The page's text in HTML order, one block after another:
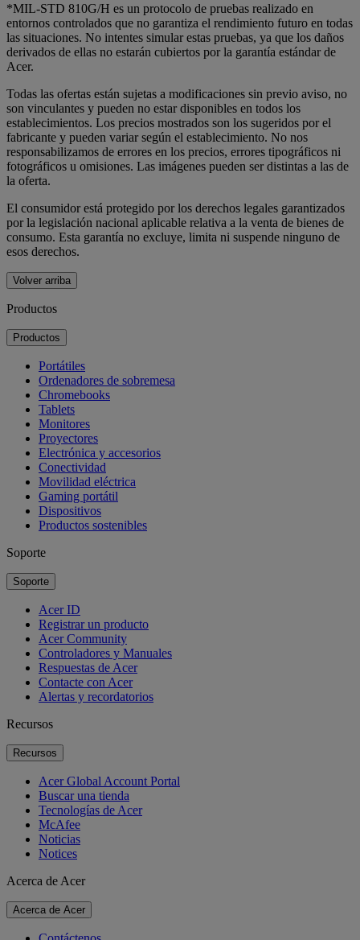
*MIL-STD 810G/H es un protocolo de pruebas realizado en
entornos controlados que no garantiza el rendimiento futuro en todas
las situaciones. No intentes simular estas pruebas, ya que los daños
derivados de ellas no estarán cubiertos por la garantía estándar de
Acer.
Todas las ofertas están sujetas a modificaciones sin previo aviso, no
son vinculantes y pueden no estar disponibles en todos los
establecimientos. Los precios mostrados son los sugeridos por el
fabricante y pueden variar según el establecimiento. No nos
responsabilizamos de errores en los precios, errores tipográficos ni
fotográficos u omisiones. Las imágenes pueden ser distintas a las de
la oferta.
El consumidor está protegido por los derechos legales garantizados
por la legislación nacional aplicable relativa a la venta de bienes de
consumo. Esta garantía no excluye, limita ni suspende ninguno de
esos derechos.
Volver arriba
Productos
Productos
Portátiles
Ordenadores de sobremesa
Chromebooks
Tablets
Monitores
Proyectores
Electrónica y accesorios
Conectividad
Movilidad eléctrica
Gaming portátil
Dispositivos
Productos sostenibles
Soporte
Soporte
Acer ID
Registrar un producto
Acer Community
Controladores y Manuales
Respuestas de Acer
Contacte con Acer
Alertas y recordatorios
Recursos
Recursos
Acer Global Account Portal
Buscar una tienda
Tecnologías de Acer
McAfee
Noticias
Notices
Acerca de Acer
Acerca de Acer